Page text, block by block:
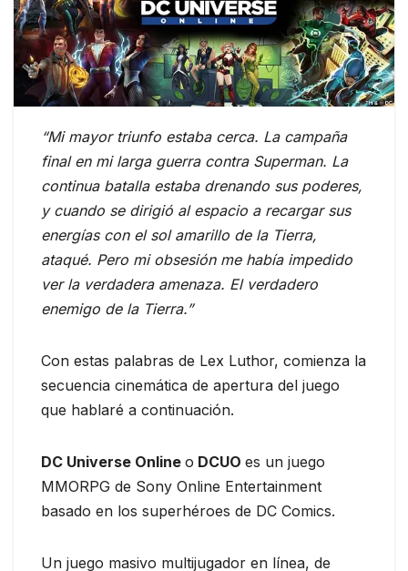
“Mi mayor triunfo estaba cerca. La campaña
final en mi larga guerra contra Superman. La
continua batalla estaba drenando sus poderes,
y cuando se dirigió al espacio a recargar sus
energías con el sol amarillo de la Tierra,
ataqué. Pero mi obsesión me había impedido
ver la verdadera amenaza. El verdadero
enemigo de la Tierra.”
Con estas palabras de Lex Luthor, comienza la
secuencia cinemática de apertura del juego
que hablaré a continuación.
DC Universe Online o DCUO es un juego
MMORPG de Sony Online Entertainment
basado en los superhéroes de DC Comics.
Un juego masivo multijugador en línea, de